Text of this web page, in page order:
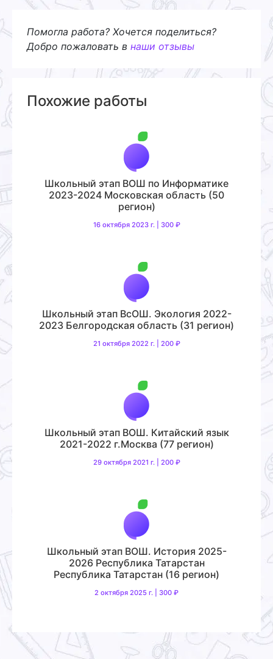
Помогла работа? Хочется поделиться?
Добро пожаловать в наши отзывы
Похожие работы
Школьный этап ВОШ по Информатике
2023-2024 Московская область (50
регион)
16 октября 2023 г. | 300 ₽
Школьный этап ВсОШ. Экология 2022-
2023 Белгородская область (31 регион)
21 октября 2022 г. | 200 ₽
Школьный этап ВОШ. Китайский язык
2021-2022 г.Москва (77 регион)
29 октября 2021 г. | 200 ₽
Школьный этап ВОШ. История 2025-
2026 Республика Татарстан
Республика Татарстан (16 регион)
2 октября 2025 г. | 300 ₽